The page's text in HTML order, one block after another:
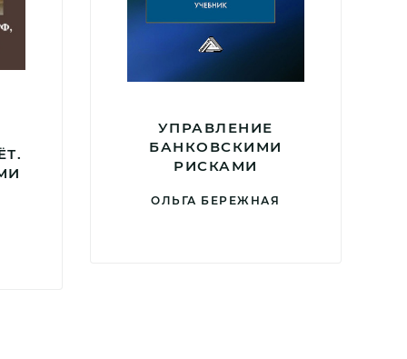
УПРАВЛЕНИЕ
БАНКОВСКИМИ
РИСКАМИ
ОЛЬГА БЕРЕЖНАЯ